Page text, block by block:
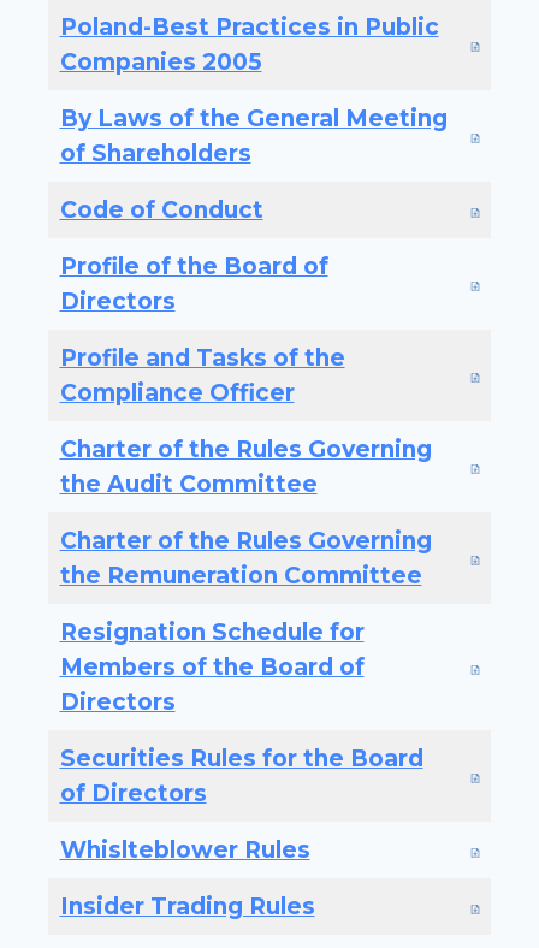
Poland-Best Practices in Public
Companies 2005
By Laws of the General Meeting
of Shareholders
Code of Conduct
Profile of the Board of
Directors
Profile and Tasks of the
Compliance Officer
Charter of the Rules Governing
the Audit Committee
Charter of the Rules Governing
the Remuneration Committee
Resignation Schedule for
Members of the Board of
Directors
Securities Rules for the Board
of Directors
Whislteblower Rules
Insider Trading Rules